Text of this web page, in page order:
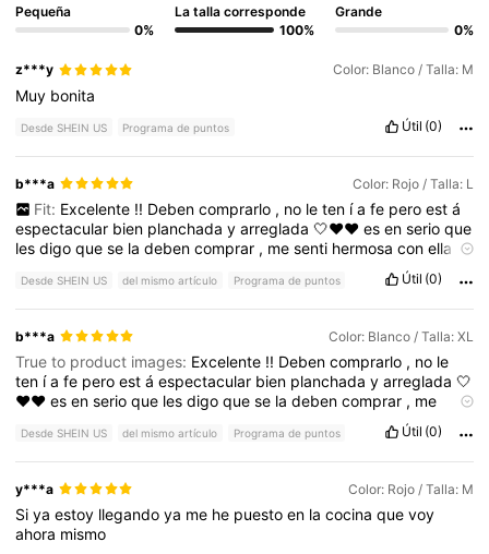
Pequeña
0%
La talla corresponde
100%
Grande
0%
z***y Color: Blanco / Talla: M
Muy bonita
Desde SHEIN US Programa de puntos Útil (0)
b***a Color: Rojo / Talla: L
Fit: Excelente !! Deben comprarlo , no le ten ía fe pero est á
espectacular bien planchadayarreglada🤍♥️♥️esenserioque
lesdigoquese ladebencomprar , mesenti hermosaconella 🤍
Desde SHEIN US del mismo artículo Programa de puntos Útil (0)
b***a Color: Blanco / Talla: XL
True to product images: Excelente !! Debencomprarlo , no le
ten íafe peroestáespectacular bien planchadayarreglada🤍
♥️♥️esenserioque lesdigoquese ladebencomprar , me
Desde SHEIN US del mismo artículo Programa de puntos Útil (0)
y***a Color: Rojo / Talla: M
Siyaestoy llegandoya me he puestoen lacocinaquevoy
ahora mismo